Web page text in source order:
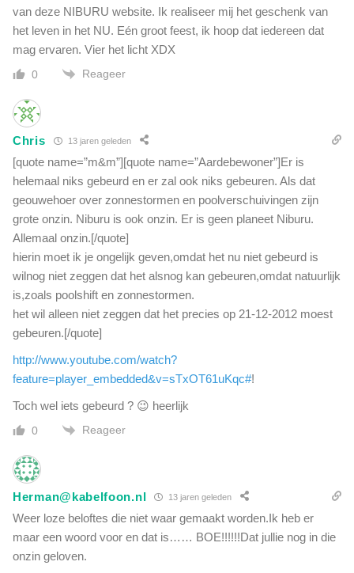
van deze NIBURU website. Ik realiseer mij het geschenk van
het leven in het NU. Eén groot feest, ik hoop dat iedereen dat
mag ervaren. Vier het licht XDX
0 Reageer
Chris 13 jaren geleden
[quote name=”m&m”][quote name=”Aardebewoner”]Er is
helemaal niks gebeurd en er zal ook niks gebeuren. Als dat
geouwehoer over zonnestormen en poolverschuivingen zijn
grote onzin. Niburu is ook onzin. Er is geen planeet Niburu.
Allemaal onzin.[/quote]
hierin moet ik je ongelijk geven,omdat het nu niet gebeurd is
wilnog niet zeggen dat het alsnog kan gebeuren,omdat natuurlijk
is,zoals poolshift en zonnestormen.
het wil alleen niet zeggen dat het precies op 21-12-2012 moest
gebeuren.[/quote]
http://www.youtube.com/watch?
feature=player_embedded&v=sTxOT61uKqc#!
Toch wel iets gebeurd ? 😉 heerlijk
0 Reageer
Herman@kabelfoon.nl 13 jaren geleden
Weer loze beloftes die niet waar gemaakt worden.Ik heb er
maar een woord voor en dat is…… BOE!!!!!!Dat jullie nog in die
onzin geloven.